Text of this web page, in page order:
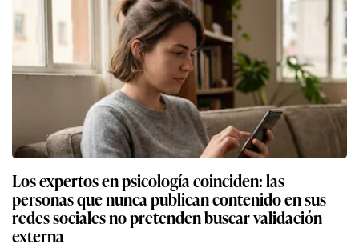
Los expertos en psicología coinciden: las
personas que nunca publican contenido en sus
redes sociales no pretenden buscar validación
externa